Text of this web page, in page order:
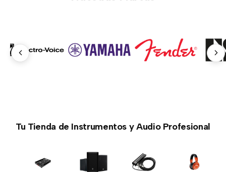
Tu Tienda de Instrumentos y Audio Profesional